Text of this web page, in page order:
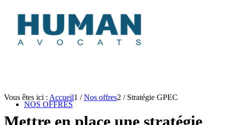
NOS OFFRES
Vous êtes ici : Accueil1 / Nos offres2 / Stratégie GPEC